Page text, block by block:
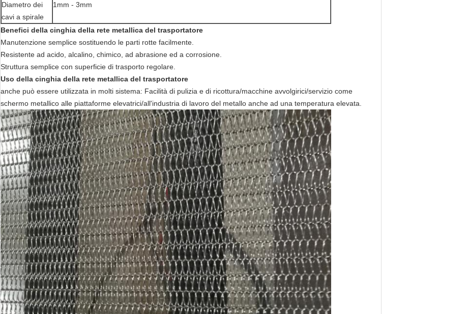
Diametro dei
cavi a spirale
1mm - 3mm
Benefici della cinghia della rete metallica del trasportatore
Manutenzione semplice sostituendo le parti rotte facilmente.
Resistente ad acido, alcalino, chimico, ad abrasione ed a corrosione.
Struttura semplice con superficie di trasporto regolare.
Uso della cinghia della rete metallica del trasportatore
anche può essere utilizzata in molti sistema: Facilità di pulizia e di ricottura/macchine avvolgirici/servizio come
schermo metallico alle piattaforme elevatrici/all'industria di lavoro del metallo anche ad una temperatura elevata.